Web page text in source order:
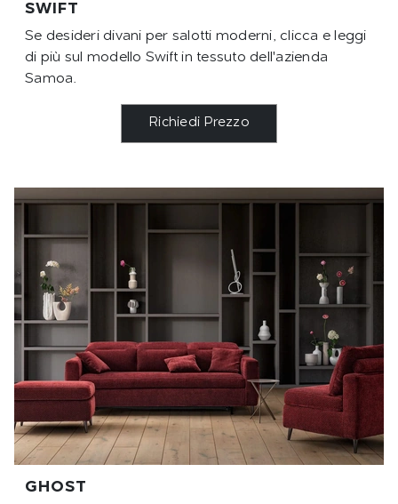
SWIFT
Se desideri divani per salotti moderni, clicca e leggi
di più sul modello Swift in tessuto dell'azienda
Samoa.
Richiedi Prezzo
GHOST